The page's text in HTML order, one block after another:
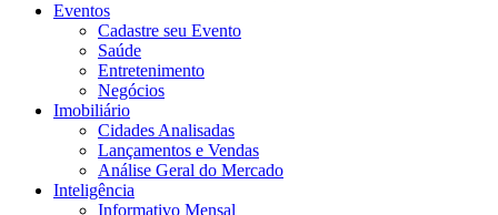
Eventos
Cadastre seu Evento
Saúde
Entretenimento
Negócios
Imobiliário
Cidades Analisadas
Lançamentos e Vendas
Análise Geral do Mercado
Inteligência
Informativo Mensal​